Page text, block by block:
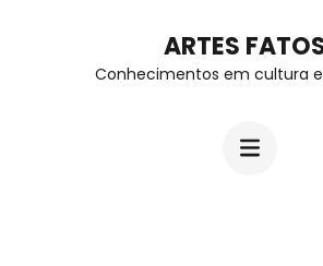
ARTES
Conhecimentos em cultura